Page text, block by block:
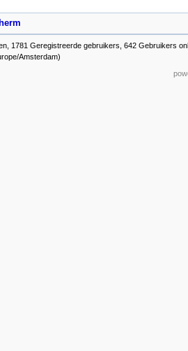
1781 Geregistreerde gebruikers, 642 Gebruikers
Amsterdam)